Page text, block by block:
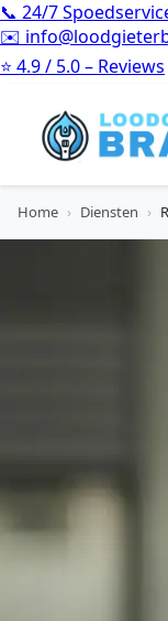
📞 24/7
✉️
⭐ 4.9 / 5.0 – Reviews
Home › Diensten ›